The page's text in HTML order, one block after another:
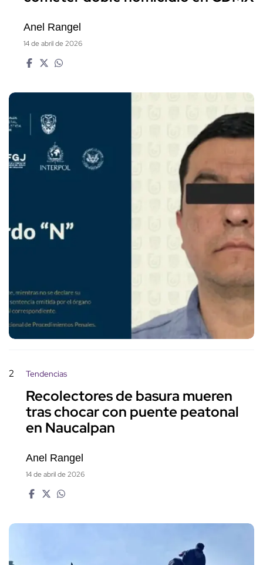
Anel Rangel
14 de abril de 2026
2 Tendencias
Recolectores de basura mueren
tras chocar con puente peatonal
en Naucalpan
Anel Rangel
14 de abril de 2026